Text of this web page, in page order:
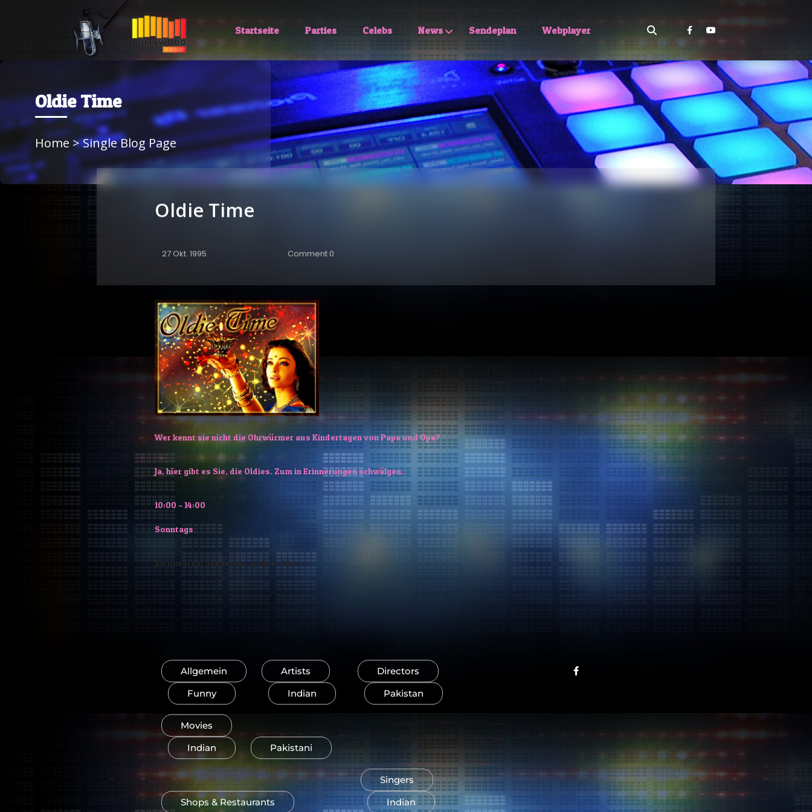
Startseite Parties Celebs News Sendeplan Webplayer
Oldie Time
Home > Single Blog Page
Oldie Time
27 Okt. 1995 Comment 0
Wer kennt sie nicht die Ohrwürmer aus Kindertagen von Papa und Opa?
Ja, hier gibt es Sie, die Oldies. Zum in Erinnerungen schwälgen.
10:00 – 14:00
Sonntags
Zu unserem Sendeplan, geht es hier
Allgemein
Funny
Artists
Indian
Directors
Pakistan
Movies
Indian
Pakistani
Shops & Restaurants
Singers
Indian